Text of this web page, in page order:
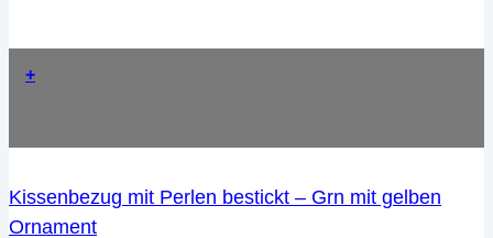
+
Kissenbezug mit Perlen bestickt – Grn mit gelben
Ornament